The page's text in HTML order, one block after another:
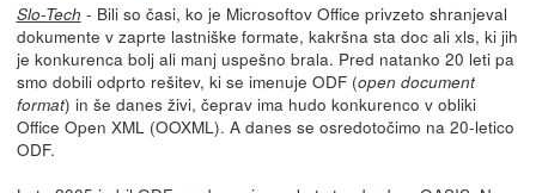
Slo-Tech - Bili so časi, ko je Microsoftov Office privzeto shranjeval
dokumente v zaprte lastniške formate, kakršna sta doc ali xls, ki jih
je konkurenca bolj ali manj uspešno brala. Pred natanko 20 leti pa
smo dobili odprto rešitev, ki se imenuje ODF (open document
format) in še danes živi, čeprav ima hudo konkurenco v obliki
Office Open XML (OOXML). A danes se osredotočimo na 20-letico
ODF.